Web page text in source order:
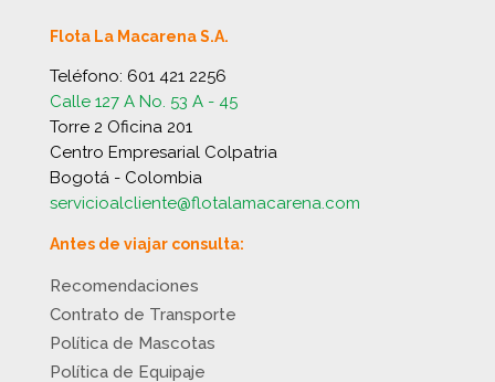
Flota La Macarena S.A.
Teléfono: 601 421 2256
Calle 127 A No. 53 A - 45
Torre 2 Oficina 201
Centro Empresarial Colpatria
Bogotá - Colombia
servicioalcliente@flotalamacarena.com
Antes de viajar consulta:
Recomendaciones
Contrato de Transporte
Política de Mascotas
Política de Equipaje